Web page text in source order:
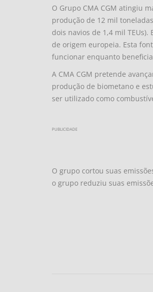
O Grupo CMA CGM atingiu
produção de 12 mil
dois navios de 1,4 mil
de origem europeia. Esta
funcionar enquanto
A CMA CGM pretende
produção de biometano e
ser utilizado como
PUBLICIDADE
O grupo cortou suas
o grupo reduziu suas